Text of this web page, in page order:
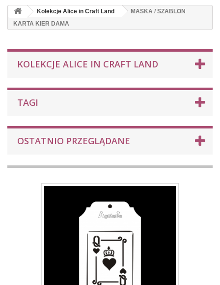
Kolekcje Alice in Craft Land
MASKA / SZABLON
KARTA KIER DAMA
KOLEKCJE ALICE IN CRAFT LAND
TAGI
OSTATNIO PRZEGLĄDANE